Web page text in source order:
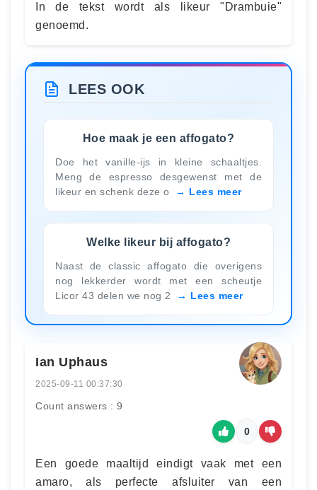
In de tekst wordt als likeur "Drambuie"
genoemd.
LEES OOK
Hoe maak je een affogato?
Doe het vanille-ijs in kleine schaaltjes.
Meng de espresso desgewenst met de
likeur en schenk deze o
Lees meer
Welke likeur bij affogato?
Naast de classic affogato die overigens
nog lekkerder wordt met een scheutje
Licor 43 delen we nog 2
Lees meer
Ian Uphaus
2025-09-11 00:37:30
Count answers : 9
0
Een goede maaltijd eindigt vaak met een
amaro, als perfecte afsluiter van een